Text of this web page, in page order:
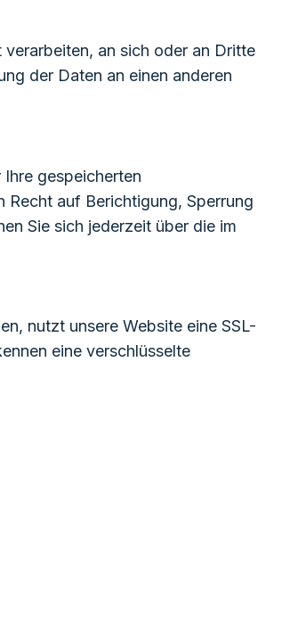
an sich oder an Dritte
der Daten an einen anderen
gespeicherten
auf Berichtigung, Sperrung
Sie sich jederzeit über die im
nutzt unsere Website eine SSL-
eine verschlüsselte